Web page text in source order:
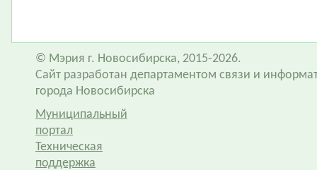
© Мэрия г. Новосибирска, 2015-2026.
Сайт разработан департаментом связи и
города Новосибирска
Муниципальный
портал
Техническая
поддержка